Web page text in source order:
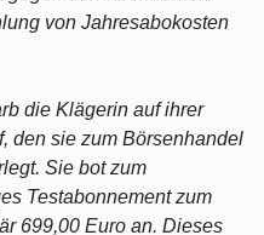
von Jahresabokosten
die Klägerin auf ihrer
den sie zum Börsenhandel
Sie bot zum
Testabonnement zum
699,00 Euro an. Dieses